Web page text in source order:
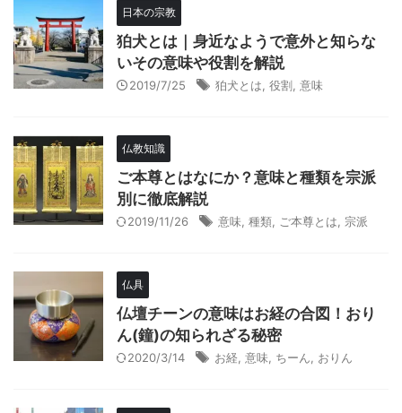
日本の宗教
狛犬とは｜身近なようで意外と知らな
いその意味や役割を解説
2019/7/25 狛犬とは 役割 意味
仏教知識
ご本尊とはなにか？意味と種類を宗派
別に徹底解説
2019/11/26 意味 種類 ご本尊とは 宗派
仏具
仏壇チーンの意味はお経の合図！おり
ん(鐘)の知られざる秘密
2020/3/14 お経 意味 ちーん おりん